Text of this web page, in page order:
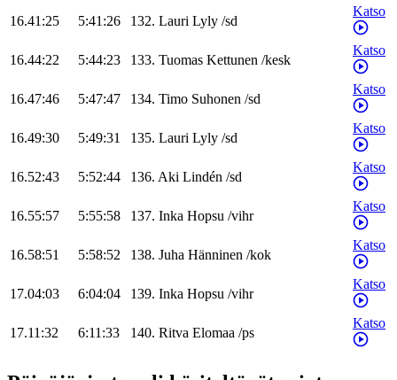
16.41:25 5:41:26 132. Lauri Lyly /sd
Katso
16.44:22 5:44:23 133. Tuomas Kettunen /kesk
Katso
16.47:46 5:47:47 134. Timo Suhonen /sd
Katso
16.49:30 5:49:31 135. Lauri Lyly /sd
Katso
16.52:43 5:52:44 136. Aki Lindén /sd
Katso
16.55:57 5:55:58 137. Inka Hopsu /vihr
Katso
16.58:51 5:58:52 138. Juha Hänninen /kok
Katso
17.04:03 6:04:04 139. Inka Hopsu /vihr
Katso
17.11:32 6:11:33 140. Ritva Elomaa /ps
Katso